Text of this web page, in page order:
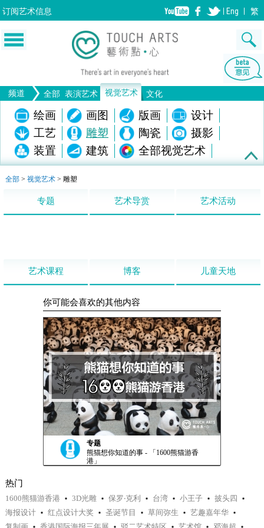
订阅艺术信息 Eng 繁
频道 全部 表演艺术 视觉艺术 文化
音乐 舞蹈
戏剧
歌剧/音乐剧
中国戏曲
电影
全部表演艺术
绘画 画图 版画
设计
工艺
雕塑 陶瓷
摄影
装置
建筑 全部视觉艺术
生活
全部 > 视觉艺术 > 雕塑
专题 艺术导赏 艺术活动
艺术课程 博客 儿童天地
你可能会喜欢的其他内容
专题
熊猫想你知道的事 - 「1600熊猫游香
港」
热门
1600熊猫游香港 3D光雕 保罗‧克利 台湾 小王子
披头四
海报设计
红点设计大奖 圣诞节目 草间弥生
艺趣嘉年华